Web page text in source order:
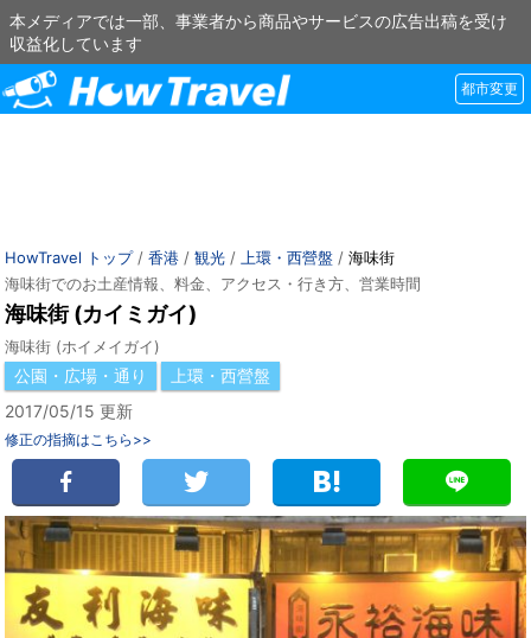
本メディアでは一部、事業者から商品やサービスの広告出稿を受け
収益化しています
都市変更
HowTravel トップ/ 香港 / 観光 / 上環・西營盤 / 海味街
海味街でのお土産情報、料金、アクセス・行き方、営業時間
海味街 (カイミガイ)
海味街 (ホイメイガイ)
公園・広場・通り
上環・西營盤
2017/05/15 更新
修正の指摘はこちら>>